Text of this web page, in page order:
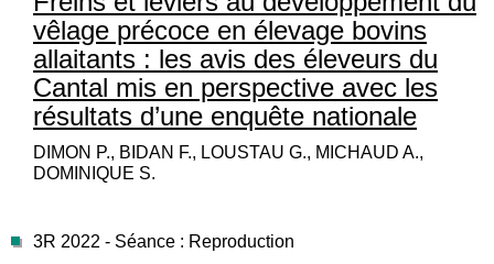
vêlage précoce en élevage bovins
allaitants : les avis des éleveurs du
Cantal mis en perspective avec les
résultats d’une enquête nationale
DIMON P., BIDAN F., LOUSTAU G., MICHAUD A.,
DOMINIQUE S.
3R 2022 - Séance : Reproduction